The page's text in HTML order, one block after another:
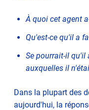
À quoi cet agent
Qu'est-ce qu'il a
Se pourrait-il qu'il
auxquelles il
Dans la plupart des
aujourd'hui, la